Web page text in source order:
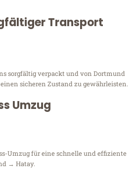
Transport
sorgfältig verpackt und von Dortmund
sicheren Zustand zu gewährleisten.
Umzug
Umzug für eine schnelle und effiziente
→ Hatay.